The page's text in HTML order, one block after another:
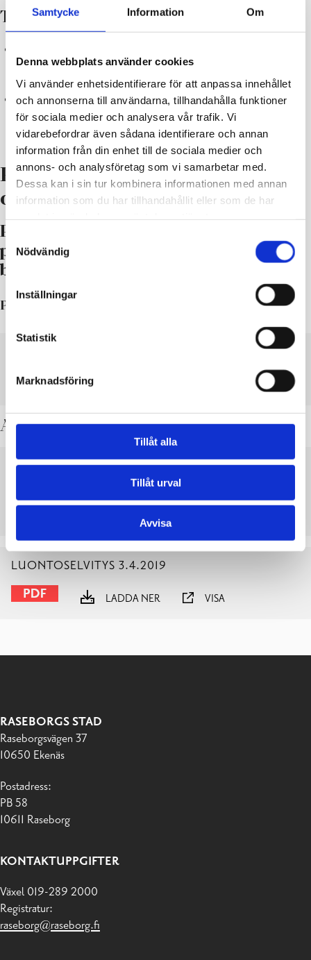
Samtycke Information Om
Denna webbplats använder cookies
Vi använder enhetsidentifierare för att anpassa innehållet
och annonserna till användarna, tillhandahålla funktioner
för sociala medier och analysera vår trafik. Vi
vidarebefordrar även sådana identifierare och annan
information från din enhet till de sociala medier och
annons- och analysföretag som vi samarbetar med.
Dessa kan i sin tur kombinera informationen med annan
information som du har tillhandahållit eller som de har
Samtyckesval
Nödvändig
Inställningar
Statistik
Marknadsföring
Tillåt alla
Tillåt urval
Avvisa
Tilläggsinformation ges av:
Arkitekter Ab, arkitekt Mathias Nyström, 0400 166 395,
mathias(at)mnyark.fi
Planens administrativa behandling i staden sköts av ledande
planläggningsingenjör Niclas Skog, 019 289 3840,
niclas.skog(at)raseborg.fi
Projektets behandlingsskeden
och planmaterial
Planläggningens påbörjande och
program för deltagande och
bedömning (PDB)
Planen har kungjorts som anhängig: 16.4.2021.
PROGRAM FÖR DELTAGANDE OCH BEDÖMNING
Annat material
MAAPERÄN PILAANTUNEISUUDEN
LADDA NER
LUONTOSELVITYS 3.4.2019
LADDA NER VISA
RASEBORGS STAD
Raseborgsvägen 37
10650 Ekenäs
Postadress:
PB 58
10611 Raseborg
KONTAKTUPPGIFTER
Växel 019-289 2000
Registratur:
raseborg@raseborg.fi